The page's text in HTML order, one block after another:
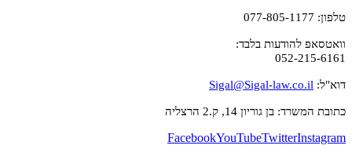
טלפון: 077-805-1177
וואטסאפ להודעות בלבד:
052-215-6161
דוא"ל: Sigal@Sigal-law.co.il
כתובת המשרד: בן גוריון 14, ק.2 הרצליה
FacebookYouTubeTwitterInstagram